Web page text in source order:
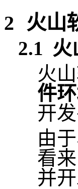
2 火山
2.1 火
火
件
开发
由于
看
并